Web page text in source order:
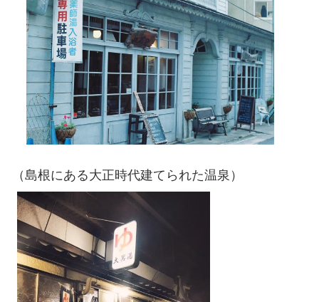
（島根にある大正時代建てられた温泉）